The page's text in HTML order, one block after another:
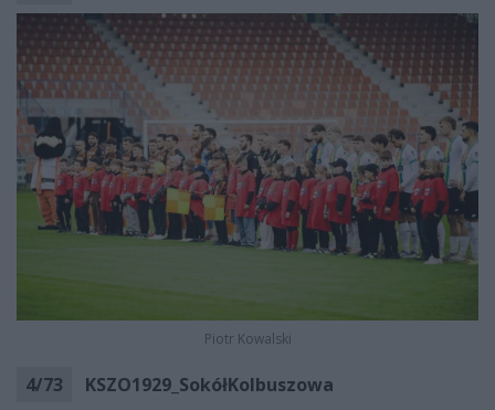
Piotr Kowalski
4/73 KSZO1929_SokółKolbuszowa